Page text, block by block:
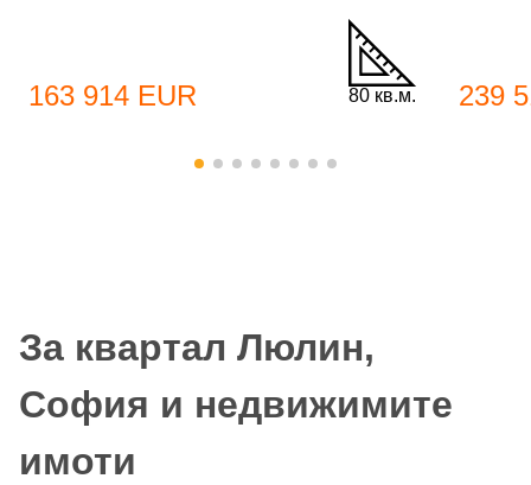
163 914 EUR 80 кв.м. 239
За квартал Люлин,
София и недвижимите
имоти